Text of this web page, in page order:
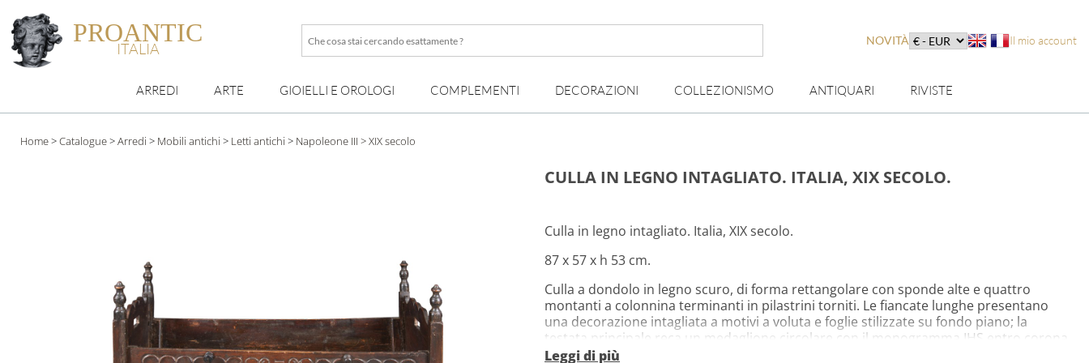
PROANTIC
ITALIA
Che
cercando
esattamente
NOVITÀ Il mio account
ARREDI ARTE GIOIELLI E OROLOGI COMPLEMENTI DECORAZIONI COLLEZIONISMO ANTIQUARI RIVISTE
Home>Catalogue>Arredi > Mobili antichi > Letti antichi > Napoleone III > XIX secolo
CULLA IN LEGNO INTAGLIATO. ITALIA, XIX SECOLO.
Culla in legno intagliato. Italia, XIX secolo.
87 x 57 x h 53 cm.
Culla a dondolo in legno scuro, di forma rettangolare con sponde alte e quattro
montanti a colonnina terminanti in pilastrini torniti. Le fiancate lunghe presentano
una decorazione intagliata a motivi a voluta e foglie stilizzate su fondo piano; la
testata principale reca un medaglione circolare con il monogramma IHS entro corona
di raggi. Le sponde brevi mostrano profili sagomati a denti arrotondati con aperture
Leggi di più